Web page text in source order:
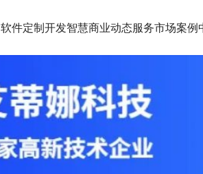
软件定制开发智慧商业动态服务市场案例